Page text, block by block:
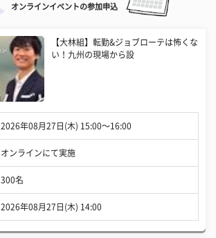
オンラインイベントの参加申込
【大林組】転勤&ジョブローテは怖くな
い！九州の現場から設
2026年08月27日(木) 15:00〜16:00
オンラインにて実施
300名
2026年08月27日(木) 14:00